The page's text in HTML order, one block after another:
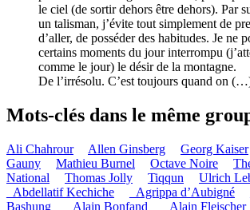
le ciel (de sortir dehors être dehors). Par
un talisman, j’évite tout simplement de
d’aller, de posséder des habitudes. Je ne
certains moments du jour interrompu
comme le jour) le désir de la montagne.
De l’irrésolu. C’est toujours quand on
Mots-clés dans le même
Ali Chahrour Allen Ginsberg Georg Kaiser
Gauny
Mathieu Burnel Octave Noire
National
Thomas Jolly Tiqqun Ulrich
_Abdellatif Kechiche
_Agrippa d’Aubigné
Bashung
_Alain Bonfand _Alain Fleischer